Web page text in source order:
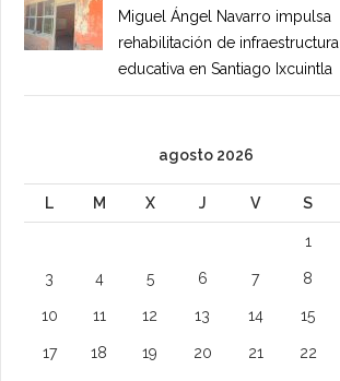
Miguel Ángel Navarro impulsa
rehabilitación de infraestructura
educativa en Santiago Ixcuintla
agosto 2026
L M X J V S
1
3 4 5 6 7 8
10 11 12 13 14 15
17 18 19 20 21 22